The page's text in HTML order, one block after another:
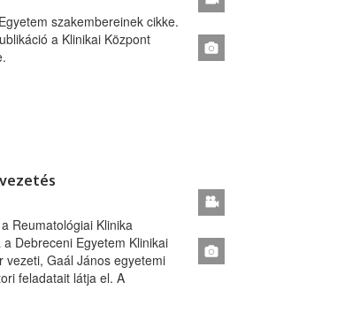
szakembereinek cikke.
a Klinikai Központ
Reumatológiai Klinika
Debreceni Egyetem Klinikai
vezeti, Gaál János egyetemi
feladatait látja el. A